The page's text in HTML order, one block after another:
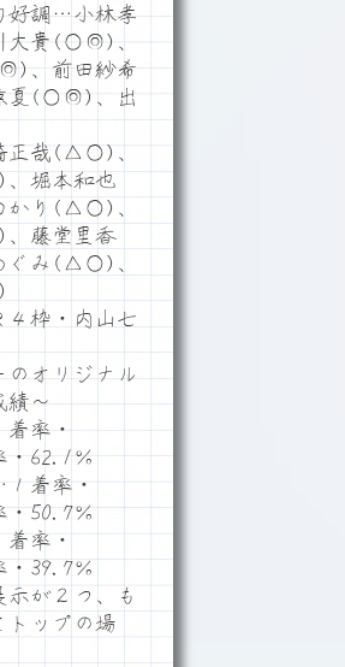
好調…小林孝
大貴(○◎)、
、前田紗希
夏(○◎)、出
正哉(△○)、
堀本和也
かり(△○)、
藤堂里香
ぐみ(△○)、
枠・内山七
のオリジナル
績～
率・
・62.1％
着率・
・50.7％
率・
・39.7％
が２つ、も
トップの場